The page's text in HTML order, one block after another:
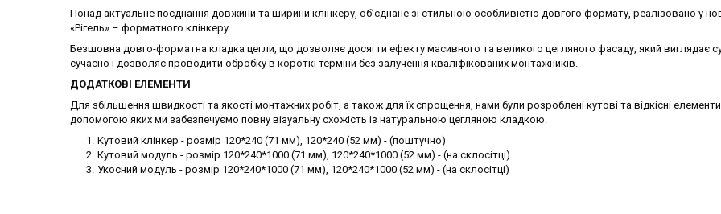
Понад актуальне поєднання довжини та ширини клінкеру, об’єднане зі стильною особливістю довгого формату, реалізовано у
«Рігель» – форматного клінкеру.
Безшовна довго-форматна кладка цегли, що дозволяє досягти ефекту масивного та великого цегляного фасаду, який виглядає
сучасно і дозволяє проводити обробку в короткі терміни без залучення кваліфікованих монтажників.
ДОДАТКОВІ ЕЛЕМЕНТИ
Для збільшення швидкості та якості монтажних робіт, а також для їх спрощення, нами були розроблені кутові та відкісні
допомогою яких ми забезпечуємо повну візуальну схожість із натуральною цегляною кладкою.
Кутовий клінкер - розмір 120*240 (71 мм), 120*240 (52 мм) - (поштучно)
Кутовий модуль - розмір 120*240*1000 (71 мм), 120*240*1000 (52 мм) - (на склосітці)
Укосний модуль - розмір 120*240*1000 (71 мм), 120*240*1000 (52 мм) - (на склосітці)